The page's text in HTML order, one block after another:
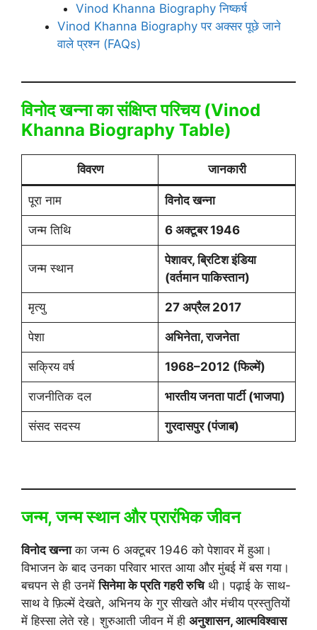
Vinod Khanna Biography निष्कर्ष
Vinod Khanna Biography पर अक्सर पूछे जाने
वाले प्रश्न (FAQs)
विनोद खन्ना का संक्षिप्त परिचय (Vinod
Khanna Biography Table)
विवरण जानकारी
पूरा नाम विनोद खन्ना
जन्म तिथि 6 अक्टूबर 1946
जन्म स्थान
पेशावर, ब्रिटिश इंडिया
(वर्तमान पाकिस्तान)
मृत्यु 27 अप्रैल 2017
पेशा अभिनेता, राजनेता
सक्रिय वर्ष 1968–2012 (फिल्में)
राजनीतिक दल भारतीय जनता पार्टी (भाजपा)
संसद सदस्य गुरदासपुर (पंजाब)
जन्म, जन्म स्थान और प्रारंभिक जीवन
विनोद खन्नाका जन्म 6 अक्टूबर 1946 को पेशावर में हुआ।
विभाजन के बाद उनका परिवार भारत आया और मुंबई में बस गया।
बचपन से ही उनमेंसिनेमा के प्रति गहरी रुचिथी। पढ़ाई के साथ-
साथ वे फ़िल्में देखते, अभिनय के गुर सीखते और मंचीय प्रस्तुतियों
में हिस्सा लेते रहे। शुरुआती जीवन में ही अनुशासन, आत्मविश्वास